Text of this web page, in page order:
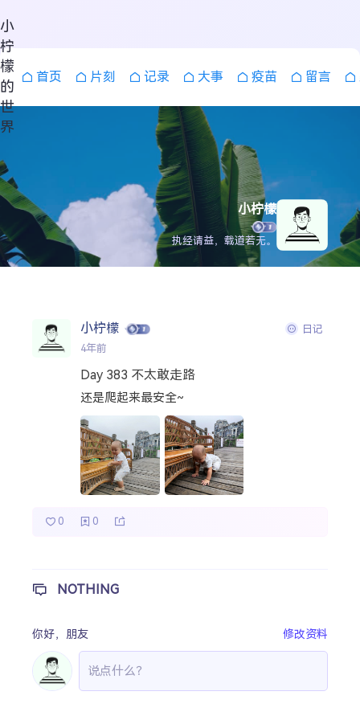
小
柠
檬
的
世
界
首页 片刻 记录 大事 疫苗 留言
成长日记 宝宝辅食 宝宝课堂
宝宝旅行
小柠檬
执经请益，载道若无。
小柠檬
日记
4年前
Day 383 不太敢走路
还是爬起来最安全~
0 0
NOTHING
你好， 朋友 修改资料